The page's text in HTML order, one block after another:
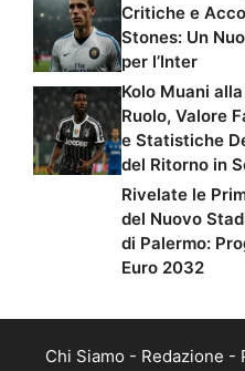
Critiche e
Stones: Un
per l’Inter
Kolo Muani
Ruolo, Valore
e Statistiche
del Ritorno in
Rivelate le
del Nuovo
di Palermo:
Euro 2032
Chi Siamo - Redazione -